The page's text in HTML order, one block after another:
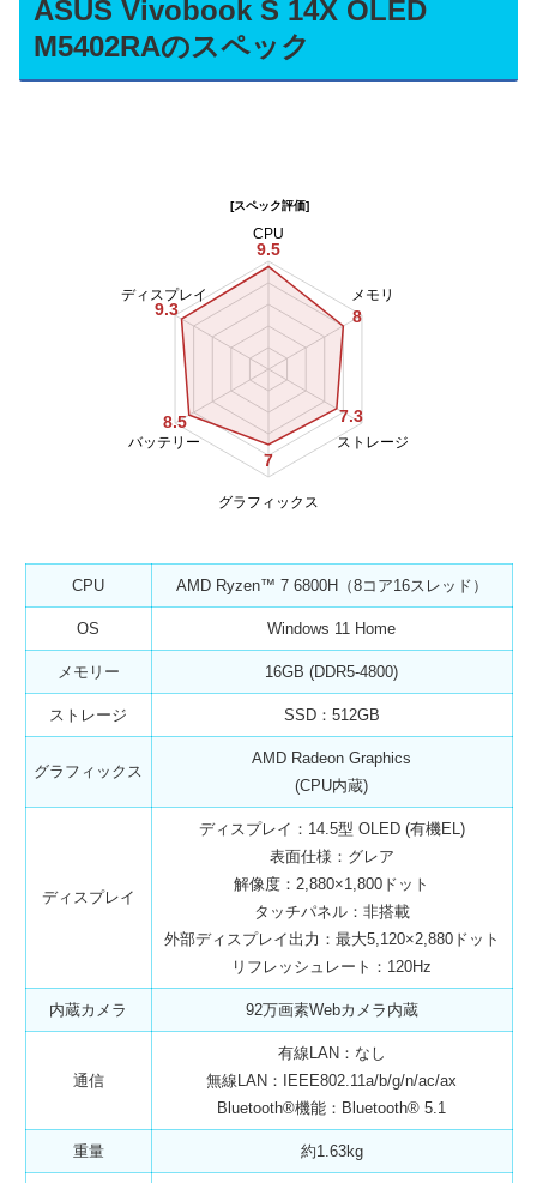
ASUS Vivobook S 14X OLED
M5402RAのスペック
[スペック評価]
9.3
9.5
8
7.3
7
8.5
ディスプレイ
CPU
メモリ
ストレージ
グラフィックス
バッテリー
CPU AMD Ryzen™ 7 6800H（8コア16スレッド）
OS Windows 11 Home
メモリー 16GB (DDR5-4800)
ストレージ SSD：512GB
グラフィックス
AMD Radeon Graphics
(CPU内蔵)
ディスプレイ
ディスプレイ：14.5型 OLED (有機EL)
表面仕様：グレア
解像度：2,880×1,800ドット
タッチパネル：非搭載
外部ディスプレイ出力：最大5,120×2,880ドット
リフレッシュレート：120Hz
内蔵カメラ 92万画素Webカメラ内蔵
通信
有線LAN：なし
無線LAN：IEEE802.11a/b/g/n/ac/ax
Bluetooth®機能：Bluetooth® 5.1
重量 約1.63kg